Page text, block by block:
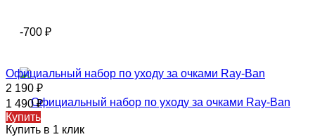
-700 ₽
Официальный набор по уходу за очками Ray-Ban
2 190 ₽
1 490₽
Купить
Купить в 1 клик